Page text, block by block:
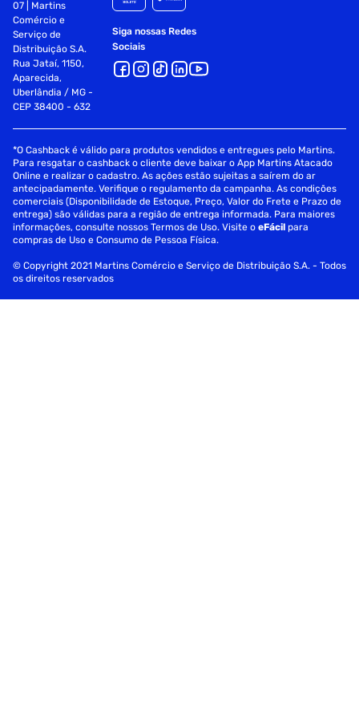
07 | Martins
Comércio e
Serviço de
Distribuição S.A.
Rua Jataí, 1150,
Aparecida,
Uberlândia / MG -
CEP 38400 - 632
Siga nossas Redes
Sociais
*O Cashback é válido para produtos vendidos e entregues pelo Martins.
Para resgatar o cashback o cliente deve baixar o App Martins Atacado
Online e realizar o cadastro. As ações estão sujeitas a saírem do ar
antecipadamente. Verifique o regulamento da campanha. As condições
comerciais (Disponibilidade de Estoque, Preço, Valor do Frete e Prazo de
entrega) são válidas para a região de entrega informada. Para maiores
informações, consulte nossos Termos de Uso. Visite oeFácil para
compras de Uso e Consumo de Pessoa Física.
© Copyright 2021 Martins Comércio e Serviço de Distribuição S.A. - Todos
os direitos reservados